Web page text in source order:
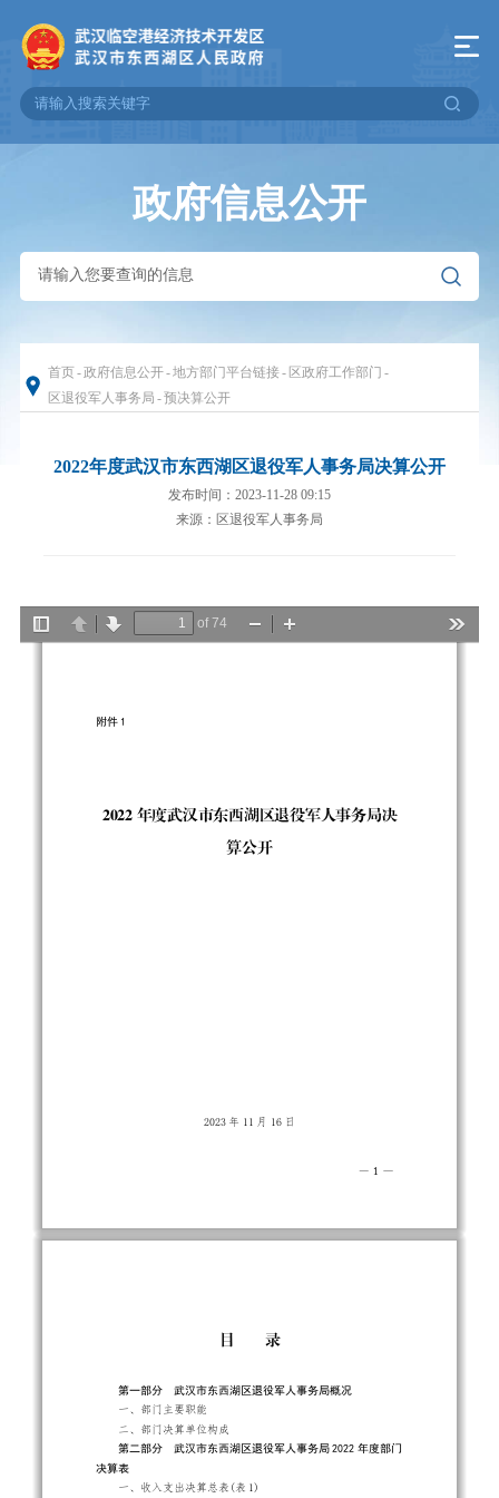
政府信息公开
首页-政府信息公开-地方部门平台链接- 区政府工作部门 -
区退役军人事务局 -预决算公开
2022年度武汉市东西湖区退役军人事务局决算公开
发布时间：2023-11-28 09:15
来源：区退役军人事务局